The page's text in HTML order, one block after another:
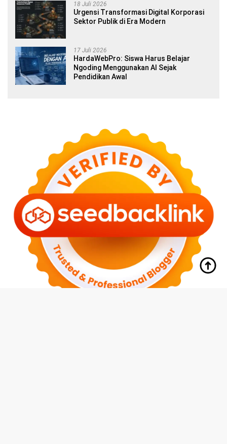
18 Juli 2026
Urgensi Transformasi Digital Korporasi
Sektor Publik di Era Modern
17 Juli 2026
HardaWebPro: Siswa Harus Belajar
Ngoding Menggunakan AI Sejak
Pendidikan Awal